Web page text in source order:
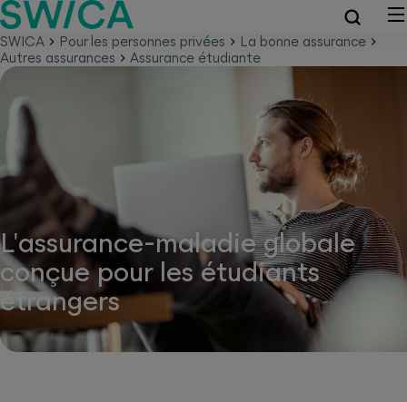
SWICA Pour les personnes privées
La bonne assurance
Autres assurances
Assurance étudiante
L'assurance-maladie globale
conçue pour les étudiants
étrangers